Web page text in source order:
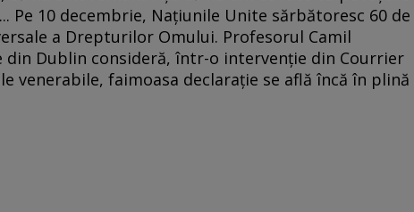
Pe 10 decembrie, Naţiunile Unite sărbătoresc 60 de
a Drepturilor Omului. Profesorul Camil
din Dublin consideră, într-o intervenţie din Courrier
venerabile, faimoasa declaraţie se află încă în plină